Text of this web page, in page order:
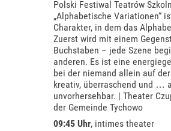
Polski Festiwal Teatrów
„Alphabetische Variationen“
Charakter, in dem das
Zuerst wird mit einem
Buchstaben – jede Szene
anderen. Es ist eine
bei der niemand allein auf
kreativ, überraschend und …
unvorhersehbar. | Theater
der Gemeinde Tychowo
09:45 Uhr, intimes theater